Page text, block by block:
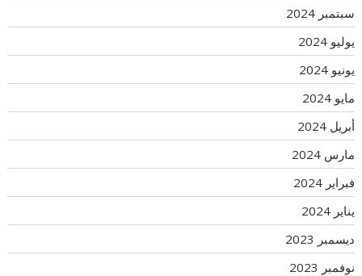
سبتمبر 2024
يوليو 2024
يونيو 2024
مايو 2024
أبريل 2024
مارس 2024
فبراير 2024
يناير 2024
ديسمبر 2023
نوفمبر 2023